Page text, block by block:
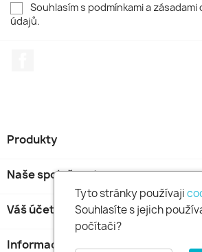
Souhlasím s podmínkami a
údajů.
Produkty
Naše společnost
Váš účet
Informace o obchodu
Tyto stránky používaji
Souhlasíte s jejich
počítači?